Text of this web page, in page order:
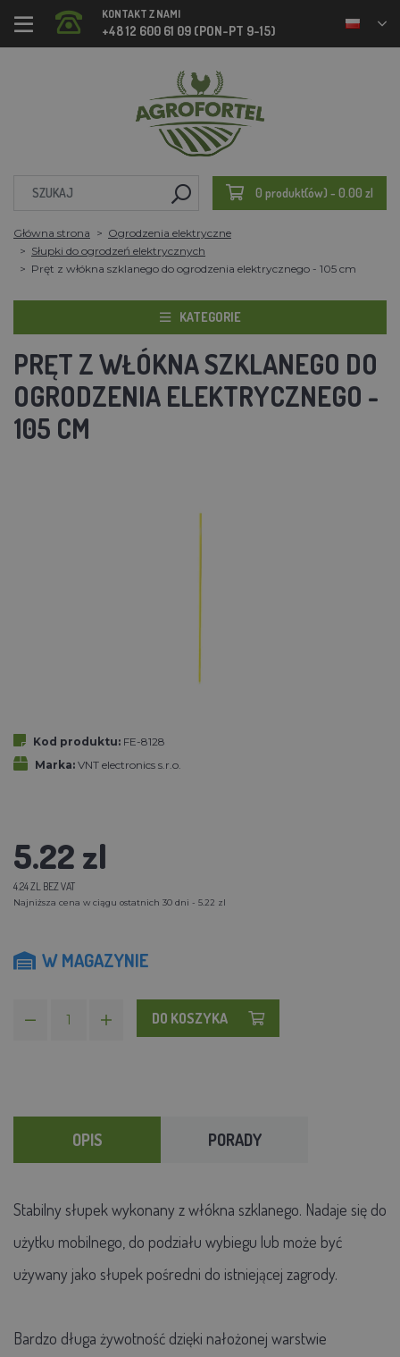
KONTAKT Z NAMI
+48 12 600 61 09 (PON-PT 9-15)
0 produkt(ów) - 0.00 zl
Główna strona
Ogrodzenia elektryczne
Słupki do ogrodzeń elektrycznych
Pręt z włókna szklanego do ogrodzenia elektrycznego - 105 cm
KATEGORIE
PRĘT Z WŁÓKNA SZKLANEGO DO
OGRODZENIA ELEKTRYCZNEGO -
105 CM
Kod produktu: FE-8128
Marka: VNT electronics s.r.o.
5.22 zl
4.24 ZL BEZ VAT
Najniższa cena w ciągu ostatnich 30 dni - 5.22 zl
W MAGAZYNIE
DO KOSZYKA
OPIS PORADY
Stabilny słupek wykonany z włókna szklanego. Nadaje się do
użytku mobilnego, do podziału wybiegu lub może być
używany jako słupek pośredni do istniejącej zagrody.
Bardzo długa żywotność dzięki nałożonej warstwie